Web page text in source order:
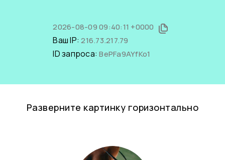
2026-08-09 09:40:11 +0000
Ваш IP:216.73.217.79
ID запроса:BePFa9AYfKo1
Разверните картинку горизонтально